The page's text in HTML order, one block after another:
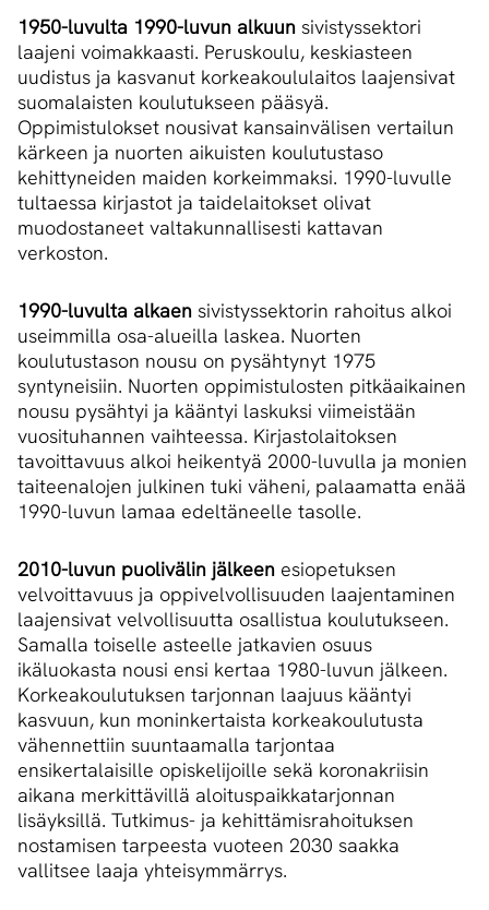
1950-luvulta 1990-luvun alkuun sivistyssektori
laajeni voimakkaasti. Peruskoulu, keskiasteen
uudistus ja kasvanut korkeakoululaitos laajensivat
suomalaisten koulutukseen pääsyä.
Oppimistulokset nousivat kansainvälisen vertailun
kärkeen ja nuorten aikuisten koulutustaso
kehittyneiden maiden korkeimmaksi. 1990-luvulle
tultaessa kirjastot ja taidelaitokset olivat
muodostaneet valtakunnallisesti kattavan
verkoston.
1990-luvulta alkaen sivistyssektorin rahoitus alkoi
useimmilla osa-alueilla laskea. Nuorten
koulutustason nousu on pysähtynyt 1975
syntyneisiin. Nuorten oppimistulosten pitkäaikainen
nousu pysähtyi ja kääntyi laskuksi viimeistään
vuosituhannen vaihteessa. Kirjastolaitoksen
tavoittavuus alkoi heikentyä 2000-luvulla ja monien
taiteenalojen julkinen tuki väheni, palaamatta enää
1990-luvun lamaa edeltäneelle tasolle.
2010-luvun puolivälin jälkeen esiopetuksen
velvoittavuus ja oppivelvollisuuden laajentaminen
laajensivat velvollisuutta osallistua koulutukseen.
Samalla toiselle asteelle jatkavien osuus
ikäluokasta nousi ensi kertaa 1980-luvun jälkeen.
Korkeakoulutuksen tarjonnan laajuus kääntyi
kasvuun, kun moninkertaista korkeakoulutusta
vähennettiin suuntaamalla tarjontaa
ensikertalaisille opiskelijoille sekä koronakriisin
aikana merkittävillä aloituspaikkatarjonnan
lisäyksillä. Tutkimus- ja kehittämisrahoituksen
nostamisen tarpeesta vuoteen 2030 saakka
vallitsee laaja yhteisymmärrys.